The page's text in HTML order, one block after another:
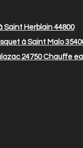
Herblain 44800
à Saint Malo
24750Chauffe